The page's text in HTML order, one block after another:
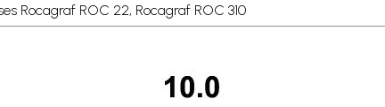
Rocagraf ROC 22, Rocagraf ROC 310